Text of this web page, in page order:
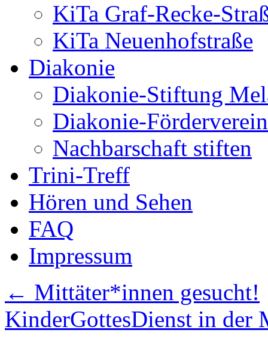
KiTa Graf-Recke-
KiTa Neuenhofstraße
Diakonie
Diakonie-Stiftung
Diakonie-
Nachbarschaft stiften
Trini-Treff
Hören und Sehen
FAQ
Impressum
← Mittäter*innen gesucht!
KinderGottesDienst in der